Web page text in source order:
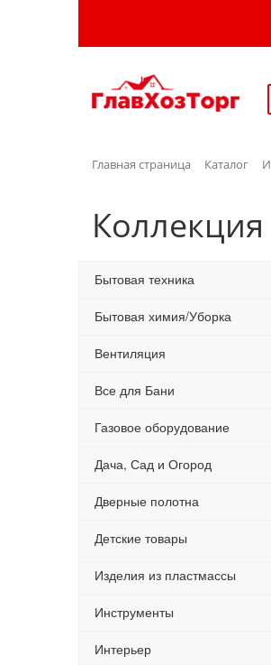
Главная страница Каталог
Бытовая техника
Бытовая химия/Уборка
Вентиляция
Все для Бани
Газовое оборудование
Дача, Сад и Огород
Дверные полотна
Детские товары
Изделия из пластмассы
Инструменты
Интерьер